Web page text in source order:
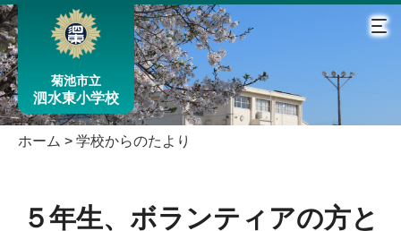
菊池市立
泗水東小学校
ホーム > 学校からのたより
５年生、ボランティアの方と